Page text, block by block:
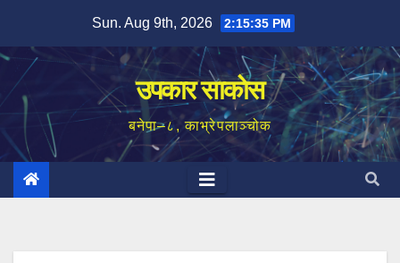
content
Sun. Aug 9th, 2026 2:15:36 PM
उपकार साकाेस
बनेपा–८, काभ्रेपलाञ्चोक